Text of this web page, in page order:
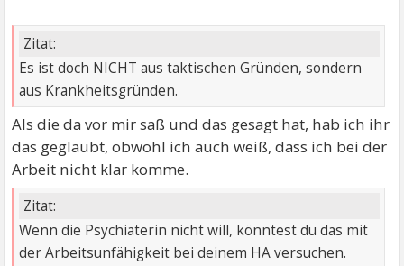
Zitat:
Es ist doch NICHT aus taktischen Gründen, sondern
aus Krankheitsgründen.
Als die da vor mir saß und das gesagt hat, hab ich ihr
das geglaubt, obwohl ich auch weiß, dass ich bei der
Arbeit nicht klar komme.
Zitat:
Wenn die Psychiaterin nicht will, könntest du das mit
der Arbeitsunfähigkeit bei deinem HA versuchen.